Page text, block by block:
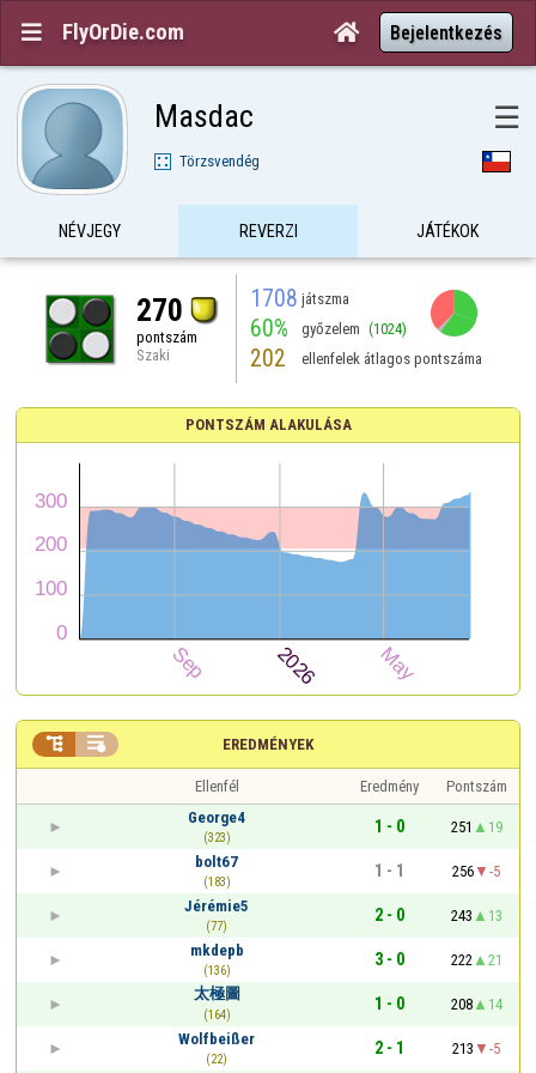
 FlyOrDie.com  Bejelentkezés
Masdac ☰
Törzsvendég
NÉVJEGY REVERZI JÁTÉKOK
270
pontszám
Szaki
1708 játszma
60% győzelem (1024)
202 ellenfelek átlagos pontszáma
PONTSZÁM ALAKULÁSA
EREDMÉNYEK
 
Ellenfél Eredmény
Pontszám
George4
(323)
1 - 0 251
19
bolt67
(183)
1 - 1 256
-5
Jérémie5
(77)
2 - 0 243
13
mkdepb
(136)
3 - 0 222
21
太極圖
(164)
1 - 0 208
14
Wolfbeißer
(22)
2 - 1 213 -5